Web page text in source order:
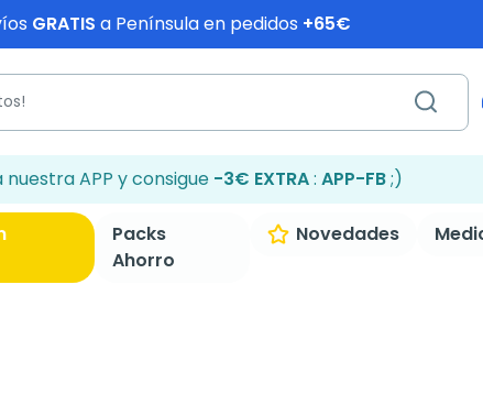
GRATIS a Península en pedidos +65€
nuestra APP y consigue -3€ EXTRA: APP-FB;)
Packs
Ahorro
Novedades